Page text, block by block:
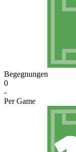
Begegnungen
0
-
Per Game